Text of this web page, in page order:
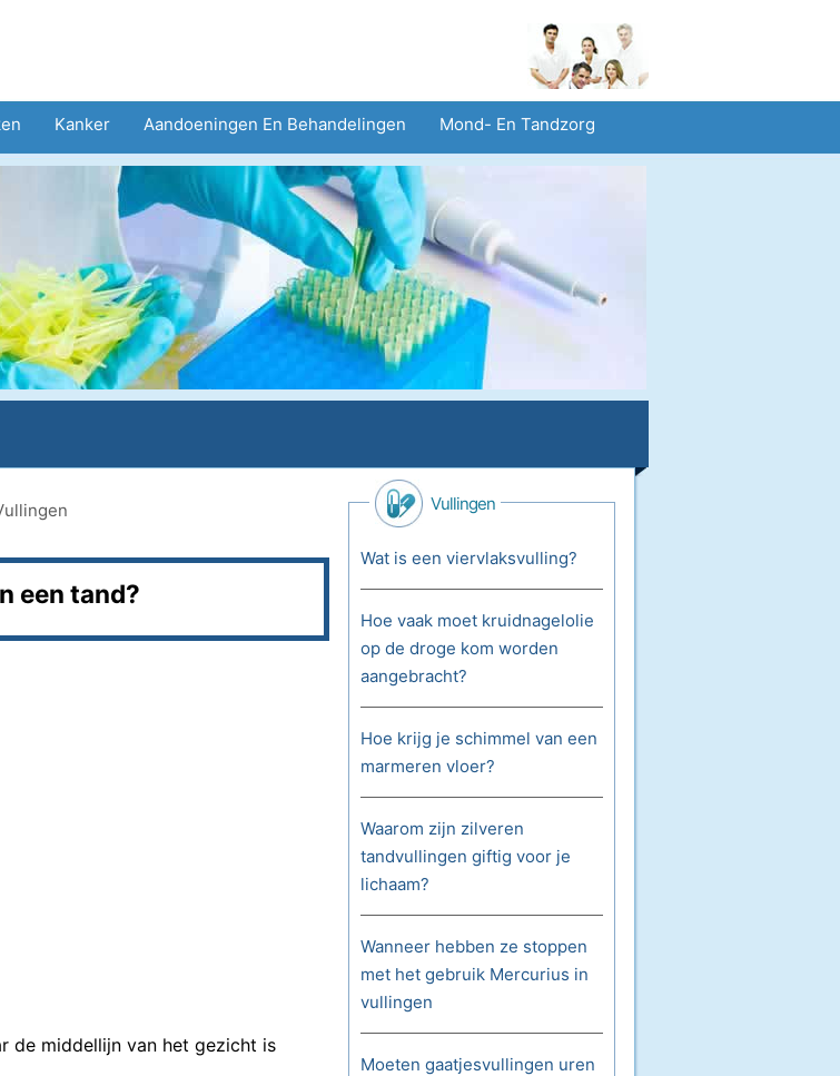
Kanker Aandoeningen En Behandelingen Mond- En Tandzorg
Geestelijke Gezondheid Volksgezondheid En Veiligheid
een tand?
de middellijn van het gezicht is
Vullingen
Wat is een viervlaksvulling?
Hoe vaak moet kruidnagelolie
op de droge kom worden
aangebracht?
Hoe krijg je schimmel van een
marmeren vloer?
Waarom zijn zilveren
tandvullingen giftig voor je
lichaam?
Wanneer hebben ze stoppen
met het gebruik Mercurius in
vullingen
Moeten gaatjesvullingen uren